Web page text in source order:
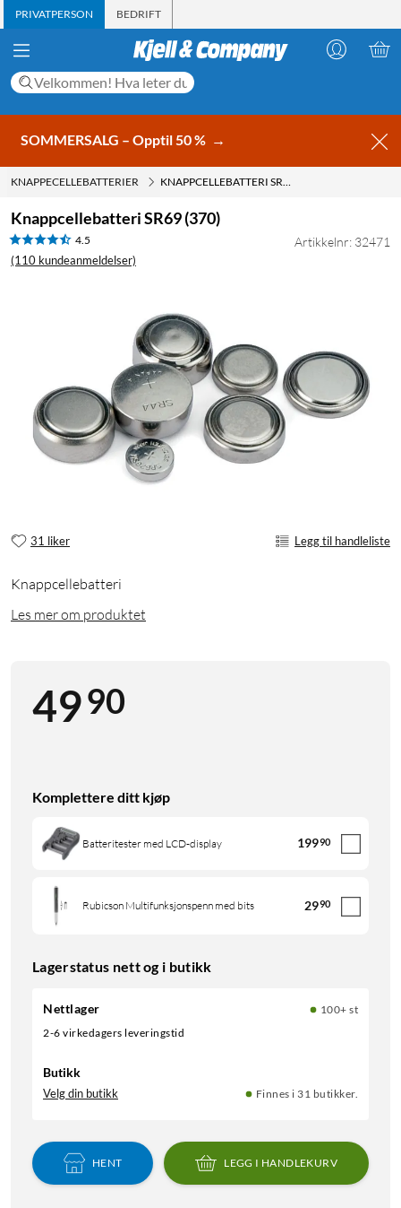
PRIVATPERSON BEDRIFT
SOMMERSALG – Opptil 50 % →
KNAPPECELLEBATTERIER KNAPPCELLEBATTERI SR69 (370)
Knappcellebatteri SR69 (370)
4.5
(110 kundeanmeldelser)
Artikkelnr: 32471
31 liker Legg til handleliste
Knappcellebatteri
Les mer om produktet
4990
Komplettere ditt kjøp
Batteritester med LCD-display 19990
Rubicson Multifunksjonspenn med bits 2990
Lagerstatus nett og i butikk
Nettlager
100+ st
2-6 virkedagers leveringstid
Butikk
Velg din butikk Finnes i 31 butikker.
HENT LEGG I HANDLEKURV